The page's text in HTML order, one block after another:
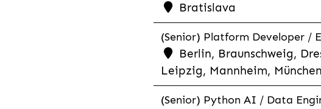
Bratislava
(Senior) Platform Developer /
Berlin, Braunschweig,
Leipzig, Mannheim,
(Senior) Python AI / Data